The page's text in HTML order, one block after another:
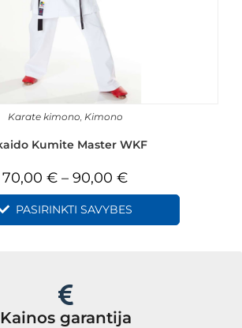
Karate kimono, Kimono
Kumite Master WKF
70,00€ – 90,00€
PASIRINKTI SAVYBES
Kainos garantija